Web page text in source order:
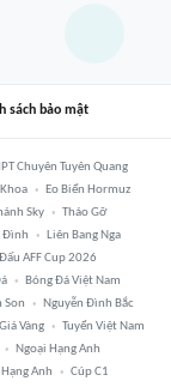
sách bảo mật
Chuyên Tuyên Quang
Eo Biển Hormuz
Sky
Tháo Gỡ
Đình
Liên Bang Nga
AFF Cup 2026
Bóng Đá Việt Nam
Son
Nguyễn Đình Bắc
Giá Vàng
Tuyển Việt Nam
Ngoại Hạng Anh
Anh
Cúp C1